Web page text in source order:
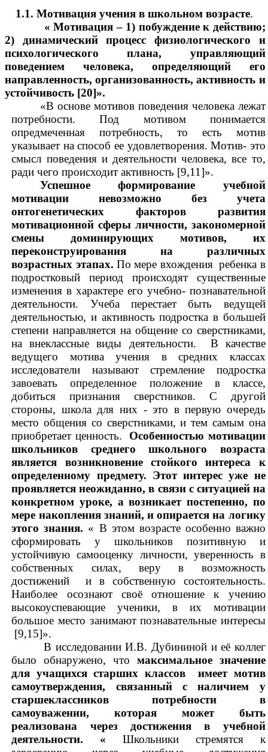
1.1. Мотивация учения в школьном возрасте.
« Мотивация – 1) побуждение к действию;
2) динамический процесс физиологического и
психологического плана, управляющий
поведением человека, определяющий его
направленность, организованность, активность и
устойчивость [20]».
«В основе мотивов поведения человека лежат
потребности. Под мотивом понимается
опредмеченная потребность, то есть мотив
указывает на способ ее удовлетворения. Мотив- это
смысл поведения и деятельности человека, все то,
ради чего происходит активность [9,11]».
Успешное формирование учебной
мотивации невозможно без учета
онтогенетических факторов развития
мотивационной сферы личности, закономерной
смены доминирующих мотивов, их
переконструирования на
различных
возрастных этапах. По мере вхождения ребенка в
подростковый период происходят существенные
изменения в характере его учебно- познавательной
деятельности. Учеба перестает быть ведущей
деятельностью, и активность подростка в большей
степени направляется на общение со сверстниками,
на внеклассные виды деятельности. В качестве
ведущего мотива учения в средних классах
исследователи называют стремление подростка
завоевать определенное положение в классе,
добиться признания сверстников. С другой
стороны, школа для них - это в первую очередь
место общения со сверстниками, и тем самым она
приобретает ценность. Особенностью мотивации
школьников среднего школьного возраста
является возникновение стойкого интереса к
определенному предмету. Этот интерес уже не
проявляется неожиданно, в связи с ситуацией на
конкретном уроке, а возникает постепенно, по
мере накопления знаний, и опирается на логику
этого знания. « В этом возрасте особенно важно
сформировать у школьников позитивную и
устойчивую самооценку личности, уверенность в
собственных силах, веру в возможность
достижений и в собственную состоятельность.
Наиболее осознают своё отношение к учению
высокоуспевающие ученики, в их мотивации
большое место занимают познавательные интересы
[9,15]».
В исследовании И.В. Дубининой и её коллег
было обнаружено, что максимальное значение
для учащихся старших классов имеет мотив
самоутверждения, связанный с наличием у
старшеклассников потребности в
самоуважении, которая может быть
реализована через достижения в учебной
деятельности. «Школьники стремятся к